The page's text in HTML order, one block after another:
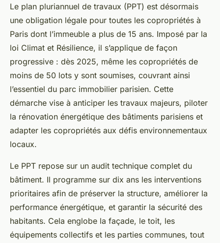
Le plan pluriannuel de travaux (PPT) est désormais
une obligation légale pour toutes les copropriétés à
Paris dont l’immeuble a plus de 15 ans. Imposé par la
loi Climat et Résilience, il s’applique de façon
progressive : dès 2025, même les copropriétés de
moins de 50 lots y sont soumises, couvrant ainsi
l’essentiel du parc immobilier parisien. Cette
démarche vise à anticiper les travaux majeurs, piloter
la rénovation énergétique des bâtiments parisiens et
adapter les copropriétés aux défis environnementaux
locaux.
Le PPT repose sur un audit technique complet du
bâtiment. Il programme sur dix ans les interventions
prioritaires afin de préserver la structure, améliorer la
performance énergétique, et garantir la sécurité des
habitants. Cela englobe la façade, le toit, les
équipements collectifs et les parties communes, tout